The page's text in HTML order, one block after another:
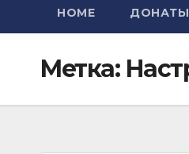
HOME ДОНАТЫ
Метка: